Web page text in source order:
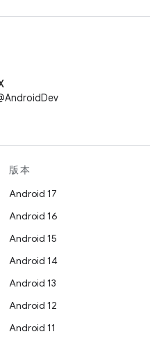
版本
Android 17
Android 16
Android 15
Android 14
Android 13
Android 12
Android 11